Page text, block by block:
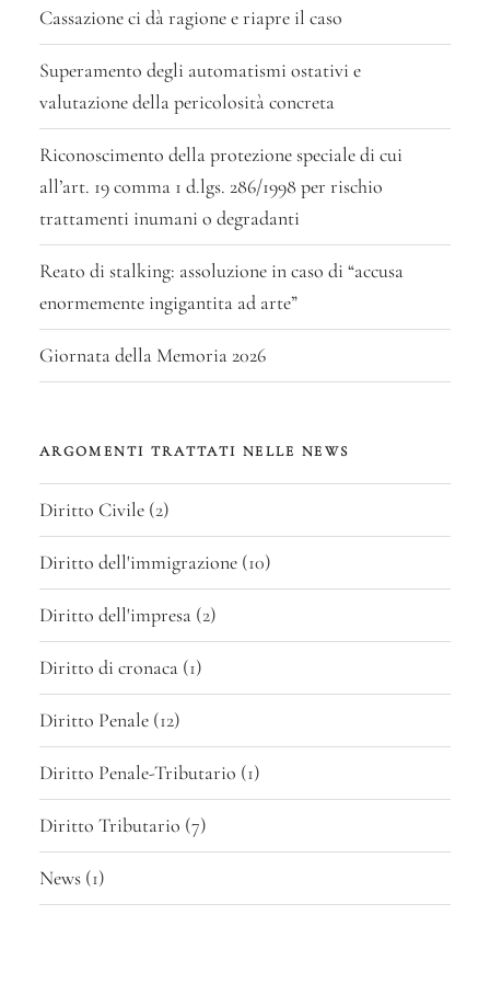
Cassazione ci dà ragione e riapre il caso
Superamento degli automatismi ostativi e
valutazione della pericolosità concreta
Riconoscimento della protezione speciale di cui
all’art. 19 comma 1 d.lgs. 286/1998 per rischio
trattamenti inumani o degradanti
Reato di stalking: assoluzione in caso di “accusa
enormemente ingigantita ad arte”
Giornata della Memoria 2026
ARGOMENTI TRATTATI NELLE NEWS
Diritto Civile (2)
Diritto dell'immigrazione (10)
Diritto dell'impresa (2)
Diritto di cronaca (1)
Diritto Penale (12)
Diritto Penale-Tributario (1)
Diritto Tributario (7)
News (1)